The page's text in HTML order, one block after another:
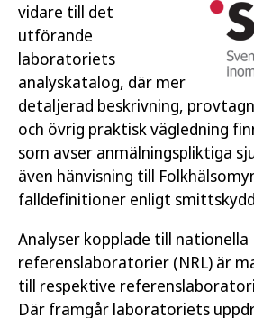
vidare till det
utförande
laboratoriets
analyskatalog, där mer
detaljerad beskrivning,
och övrig praktisk vägledning
som avser anmälningspliktiga
även hänvisning till
falldefinitioner enligt
Analyser kopplade till nationella
referenslaboratorier (NRL) är
till respektive
Där framgår laboratoriets